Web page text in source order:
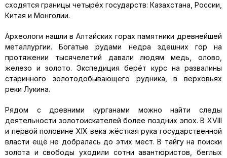
сходятся границы четырёх государств: Казахстана, России,
Китая и Монголии.
Археологи нашли в Алтайских горах памятники древнейшей
металлургии. Богатые рудами недра здешних гор на
протяжении тысячелетий давали людям медь, олово,
железо и золото. Экспедиция берёт курс на развалины
старинного золотодобывающего рудника, в верховьях
реки Лукина.
Рядом с древними курганами можно найти следы
деятельности золотоискателей более поздних эпох. В XVIII
и первой половине XIX века жёсткая рука государственной
власти ещё не добралась до этих мест. В тайгу на поиски
золота и свободы уходили сотни авантюристов, беглых